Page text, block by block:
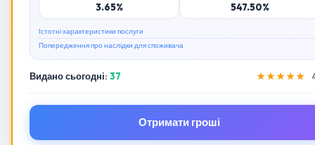
3.65% 547.50%
Істотні характеристики послуги
Попередження про наслідки для споживача
Видано сьогодні: 37 ★★★★★
Отримати гроші